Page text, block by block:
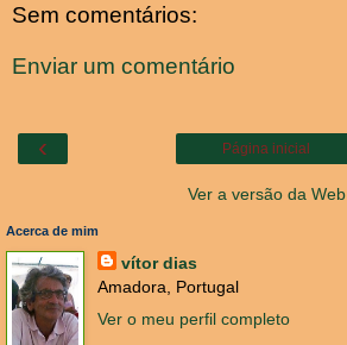
Sem comentários:
Enviar um comentário
‹ Página inicial
Ver a versão da Web
Acerca de mim
vítor dias
Amadora, Portugal
Ver o meu perfil completo